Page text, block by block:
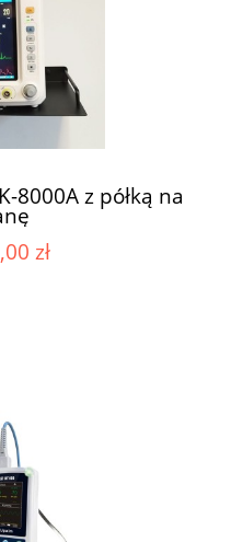
8000A z półką na
zł